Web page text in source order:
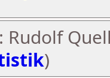
Rudolf
)